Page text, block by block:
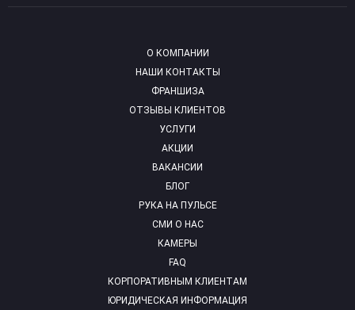
О КОМПАНИИ
НАШИ КОНТАКТЫ
ФРАНШИЗА
ОТЗЫВЫ КЛИЕНТОВ
УСЛУГИ
АКЦИИ
ВАКАНСИИ
БЛОГ
РУКА НА ПУЛЬСЕ
СМИ О НАС
КАМЕРЫ
FAQ
КОРПОРАТИВНЫМ КЛИЕНТАМ
ЮРИДИЧЕСКАЯ ИНФОРМАЦИЯ